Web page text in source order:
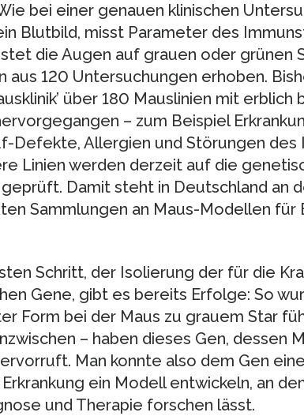
bei einer genauen klinischen
Blutbild, misst Parameter des
die Augen auf grauen oder grünen
aus 120 Untersuchungen erhoben.
über 180 Mauslinien mit erblich
– zum Beispiel
Defekte, Allergien und Störungen des
Linien werden derzeit auf die
Damit steht in Deutschland an
Sammlungen an Maus-Modellen für
Schritt, der Isolierung der für die
Gene, gibt es bereits Erfolge: So
Form bei der Maus zu grauem Star
– haben dieses Gen, dessen
Man konnte also dem Gen
ein Modell entwickeln, an
und Therapie forschen lässt.